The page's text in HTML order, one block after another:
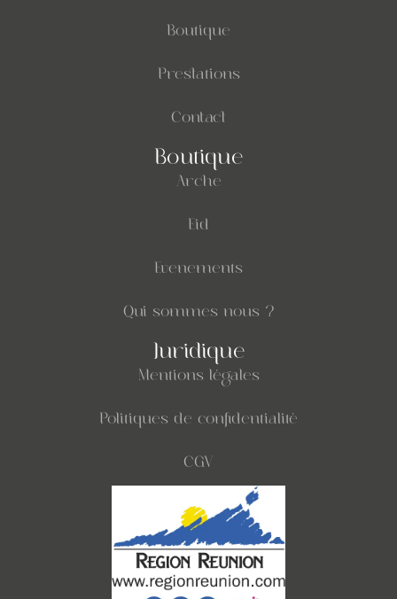
Boutique
Prestations
Contact
Boutique
Arche
Eid
Evenements
Qui sommes nous ?
Juridique
Mentions légales
Politiques de confidentialité
CGV